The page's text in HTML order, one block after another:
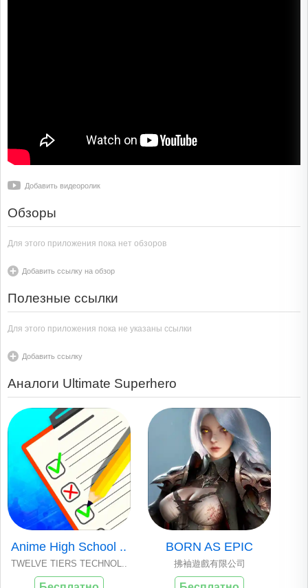
Добавить видеоролик
Обзоры
Для этого приложения пока нет обзоров
Добавить ссылку на обзор
Полезные ссылки
Для этого приложения пока не указаны ссылки
Добавить ссылку
Аналоги Ultimate Superhero
Anime High School ..
TWELVE TIERS TECHNOL..
BORN AS EPIC
拂袖遊戲有限公司